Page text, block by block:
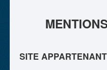
RAISON D'ÊTRE
SITE